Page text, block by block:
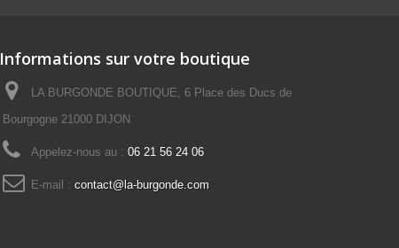
Informations sur votre boutique
LA BURGONDE BOUTIQUE, 6 Place des Ducs de
Bourgogne 21000 DIJON
Appelez-nous au : 06 21 56 24 06
E-mail : contact@la-burgonde.com